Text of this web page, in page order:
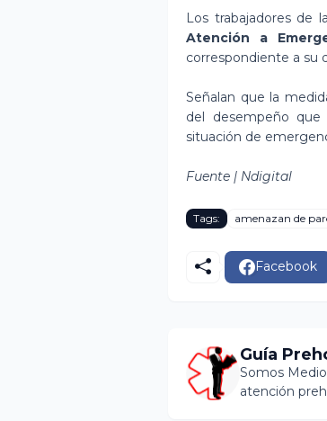
Los trabajadores de
Atención a
correspondiente a su
Señalan que la
del desempeño que
situación de
Fuente | Ndigital
Tags: amenazan de
Facebook
Guía
Somos
atención